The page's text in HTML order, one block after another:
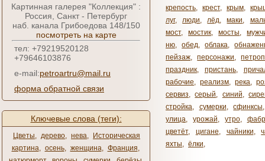
Картинная галерея "Коллекция" :
Россия, Санкт - Петербург
наб. канала Грибоедова 148/150
посмотреть на карте
тел: +79219520128
+79646103876
e-mail:petroartru@mail.ru
форма обратной связи
Ключевые слова (теги):
Цветы, дерево, нева,
Историческая
картина, осень, женщина, Франция,
крепость, крест, крым,
луг, люди, лёд, маки,
мост, мостик, мосты,
ню, обед, облака,
пейзаж, персонажи,
праздник, пристань,
рабочие, реализм, река,
сервиз, серый, синий,
стройка, сумерки, сфинксы
улица, урожай, утро,
цветёт, цигане, чайники,
яхты, ёлки,